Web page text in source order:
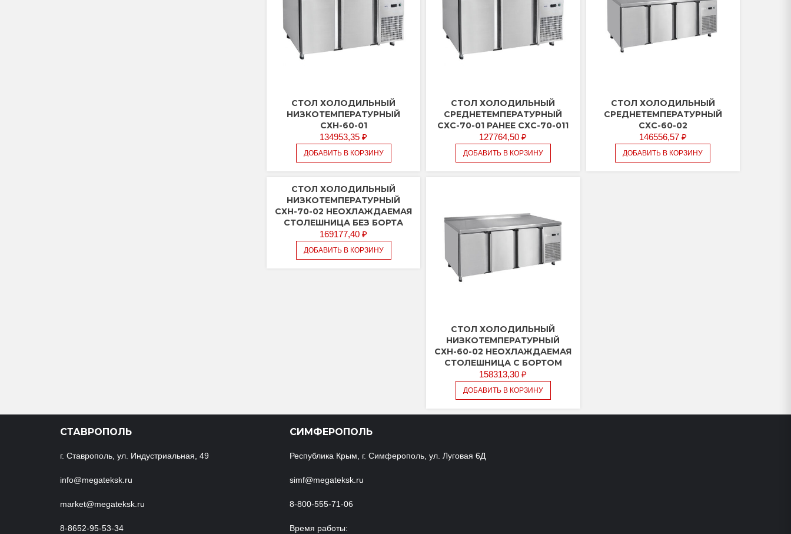
СТОЛ ХОЛОДИЛЬНЫЙ
НИЗКОТЕМПЕРАТУРНЫЙ
СХН-60-01
134953,35₽
ДОБАВИТЬ В КОРЗИНУ
СТОЛ ХОЛОДИЛЬНЫЙ
СРЕДНЕТЕМПЕРАТУРНЫЙ
СХС-70-01 РАНЕЕ СХС-70-011
127764,50₽
ДОБАВИТЬ В КОРЗИНУ
СТОЛ ХОЛОДИЛЬНЫЙ
СРЕДНЕТЕМПЕРАТУРНЫЙ
СХС-60-02
146556,57 ₽
ДОБАВИТЬ В КОРЗИНУ
СТОЛ ХОЛОДИЛЬНЫЙ
НИЗКОТЕМПЕРАТУРНЫЙ
СХН-70-02 НЕОХЛАЖДАЕМАЯ
СТОЛЕШНИЦА БЕЗ БОРТА
169177,40₽
ДОБАВИТЬ В КОРЗИНУ
СТОЛ ХОЛОДИЛЬНЫЙ
НИЗКОТЕМПЕРАТУРНЫЙ
СХН-60-02 НЕОХЛАЖДАЕМАЯ
СТОЛЕШНИЦА С БОРТОМ
158313,30₽
ДОБАВИТЬ В КОРЗИНУ
СТАВРОПОЛЬ
г. Ставрополь, ул. Индустриальная, 49
info@megateksk.ru
market@megateksk.ru
8-8652-95-53-34
СИМФЕРОПОЛЬ
Республика Крым, г. Симферополь, ул. Луговая 6Д
simf@megateksk.ru
8-800-555-71-06
Время работы: